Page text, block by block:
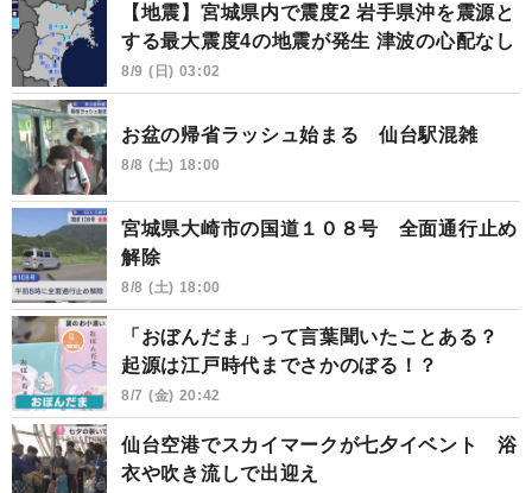
【地震】宮城県内で震度2 岩手県沖を震源と
する最大震度4の地震が発生 津波の心配なし
8/9 (日) 03:02
お盆の帰省ラッシュ始まる 仙台駅混雑
8/8 (土) 18:00
宮城県大崎市の国道１０８号 全面通行止め
解除
8/8 (土) 18:00
「おぼんだま」って言葉聞いたことある？
起源は江戸時代までさかのぼる！？
8/7 (金) 20:42
仙台空港でスカイマークが七夕イベント 浴
衣や吹き流しで出迎え